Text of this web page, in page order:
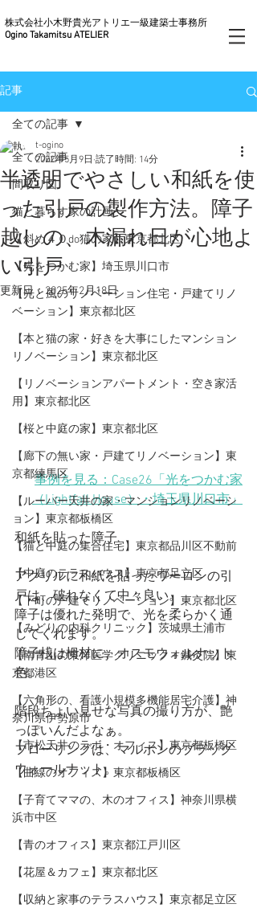
株式会社小木野貴光アトリエ一級建築士事務所
Ogino Takamitsu ATELIER
記事
全ての記事
間取り図
猫と暮らす家の計画
【斜め４０do猫の家】東京都北区
【光をつかむ家】埼玉県川口市
【光と風のリノベーション住宅・戸建てリノ
ベーション】東京都北区
【本と猫の家・好きを大事にしたマンション
リノベーション】東京都北区
【リノベーションアパートメント・空き家活
用】東京都北区
【桜と中庭の家】東京都北区
【廊下の無い家・戸建てリノベーション】東
京都練馬区
【ルーバー天井の家・マンションリノベーシ
ョン】東京都板橋区
【猫と中庭の集合住宅】東京都品川区不動前
【中庭のテラスハウス】東京都足立区
【下町の戸建てリノベーション】東京都北区
【みどりの内科クリニック】茨城県土浦市
【​南青山の東洋医学クリニック＋鍼灸院】東
京都港区
【六角形の、看護小規模多機能居宅介護】神
奈川県伊勢原市
【市松天井のラボ・オフィス】東京都板橋区
【曲線のオフィス】東京都板橋区
【子育てママの、木のオフィス】神奈川県横
浜市中区
【青のオフィス】東京都江戸川区
【花屋＆カフェ】東京都北区
【収納と家事のテラスハウス】東京都足立区
全ての記事
半透明でやさしい和紙を使
った引戸の製作方法。障子
越しの、木漏れ日が心地よ
い引戸
t-ogino
2022年5月9日 読了時間: 14分
更新日：2025年2月18日
事例を見る：Case26「光をつかむ家
（Lightfall House）・埼玉県川口市」
和紙を貼った障子
アクリルに和紙を貼ったワーロンの引
戸は、破れなくて中々良い。
障子は優れた発明で、光を柔らかく通
してくれます。
障子桟は栂材に、オスモウォルナット
色。
階段ちょい見せな写真の撮り方が、艶
っぽいんだよなぁ。
フローリングは、マルホンのブラック
ウォールナット。